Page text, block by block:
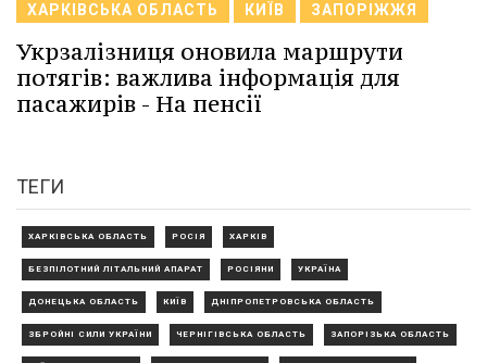
ХАРКІВСЬКА ОБЛАСТЬ КИЇВ ЗАПОРІЖЖЯ
Укрзалізниця оновила маршрути
потягів: важлива інформація для
пасажирів - На пенсії
ТЕГИ
ХАРКІВСЬКА ОБЛАСТЬ РОСІЯ ХАРКІВ
БЕЗПІЛОТНИЙ ЛІТАЛЬНИЙ АПАРАТ РОСІЯНИ УКРАЇНА
ДОНЕЦЬКА ОБЛАСТЬ КИЇВ ДНІПРОПЕТРОВСЬКА ОБЛАСТЬ
ЗБРОЙНІ СИЛИ УКРАЇНИ ЧЕРНІГІВСЬКА ОБЛАСТЬ ЗАПОРІЗЬКА ОБЛАСТЬ